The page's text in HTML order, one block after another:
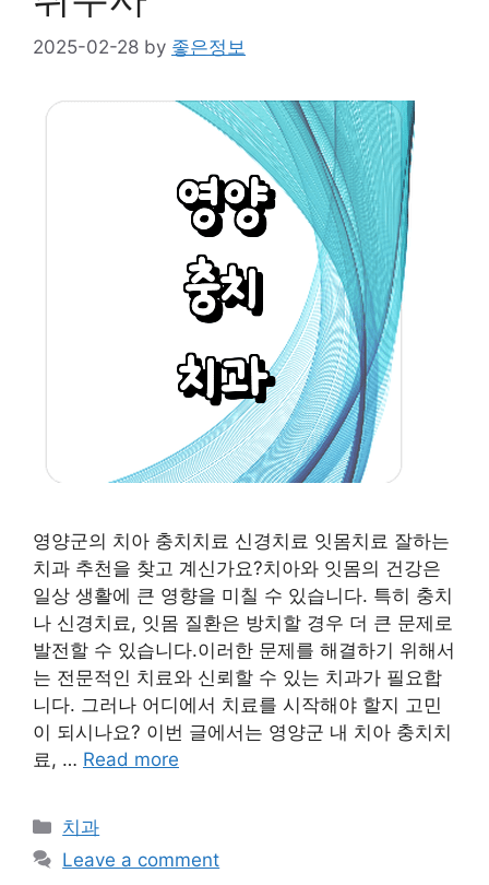
2025-02-28 by 좋은정보
영양군의 치아 충치치료 신경치료 잇몸치료 잘하는
치과 추천을 찾고 계신가요?치아와 잇몸의 건강은
일상 생활에 큰 영향을 미칠 수 있습니다. 특히 충치
나 신경치료, 잇몸 질환은 방치할 경우 더 큰 문제로
발전할 수 있습니다.이러한 문제를 해결하기 위해서
는 전문적인 치료와 신뢰할 수 있는 치과가 필요합
니다. 그러나 어디에서 치료를 시작해야 할지 고민
이 되시나요? 이번 글에서는 영양군 내 치아 충치치
료, … Read more
Categories
치과
Leave a comment